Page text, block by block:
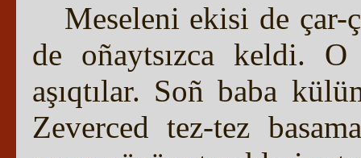
Meseleni ekisi de çar-
de oñaytsızca keldi.
aşıqtılar. Soñ baba
Zeverced tez-tez